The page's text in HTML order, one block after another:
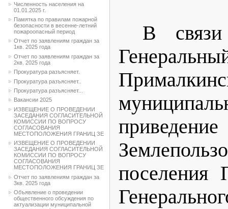
Численность населения на
01.01.2025 г.
Памятка по правилам пожарной
безопасности в весенне-летний
пожароопасный период
Отчет по заявлениям граждан за
1кв. 2025 года
Отчет по заявлениям граждан за
2кв. 2025 года
Прокуратура разъясняет.
Прокуратура разъясняет..
Прокуратура разъясняет...
Вакансии 2025
ИЗВЕЩЕНИЕ О ПРОВЕДЕНИИ
ЗАСЕДАНИЯ СОГЛАСИТЕЛЬНОЙ
КОМИССИИ ПО ВОПРОСУ
СОГЛАСОВАНИЯ
МЕСТОПОЛОЖЕНИЯ ГРАНИЦ ЗЕ
ИЗВЕЩЕНИЕ О ПРОВЕДЕНИИ
ЗАСЕДАНИЯ СОГЛАСИТЕЛЬНОЙ
КОМИССИИ ПО ВОПРОСУ
СОГЛАСОВАНИЯ
МЕСТОПОЛОЖЕНИЯ ГРАНИЦ ЗЕ
Отчет по заявлениям граждан за
3кв. 2025 года
Объявление о проведении
общественного обсуждения по
актуализации муниципальной
В
поселения